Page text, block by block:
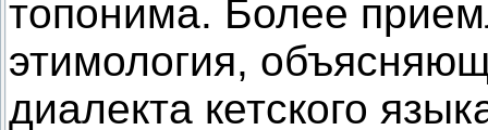
топонима. Более
этимология,
диалекта кетского